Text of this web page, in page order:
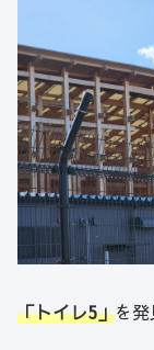
「トイレ5」を